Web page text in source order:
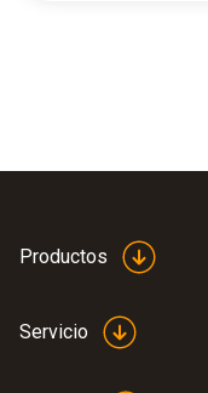
Productos
Servicio